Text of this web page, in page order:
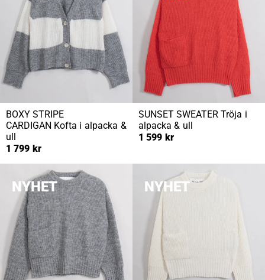
BOXY STRIPE
CARDIGAN Kofta i alpacka &
ull
1 799 kr
SUNSET SWEATER Tröja i
alpacka & ull
1 599 kr
NYHET NYHET